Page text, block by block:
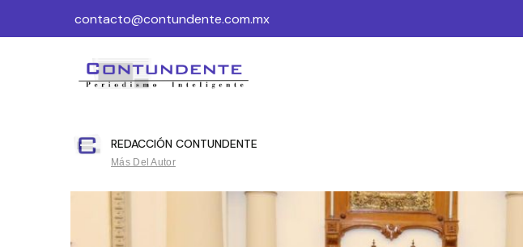
contacto@contundente.com.mx
REDACCIÓN CONTUNDENTE
Más Del Autor